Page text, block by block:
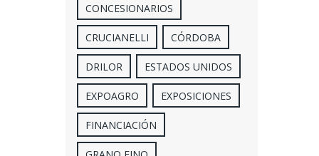
CONCESIONARIOS
CRUCIANELLI CÓRDOBA
DRILOR ESTADOS UNIDOS
EXPOAGRO EXPOSICIONES
FINANCIACIÓN